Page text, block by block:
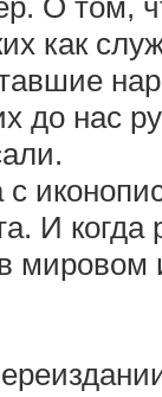
как
до нас
И
мировом